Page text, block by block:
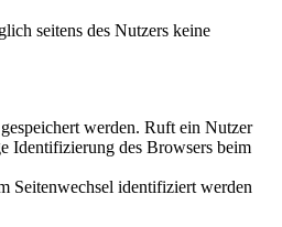
seitens des Nutzers keine
werden. Ruft ein Nutzer
Identifizierung des Browsers beim
Seitenwechsel identifiziert werden